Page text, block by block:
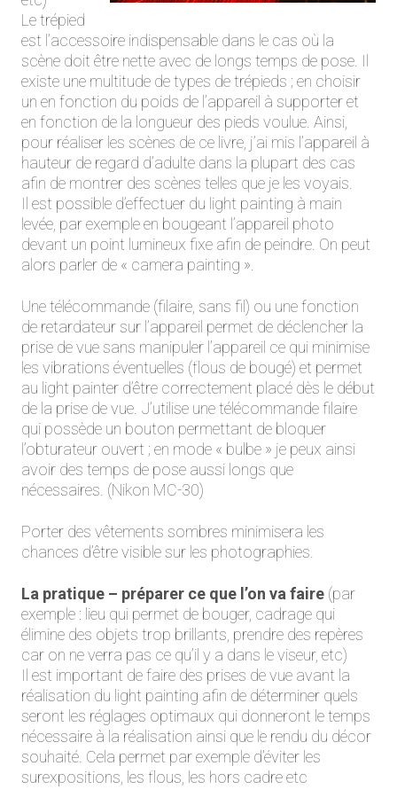
Le trépied
est l’accessoire indispensable dans le cas où la
scène doit être nette avec de longs temps de pose. Il
existe une multitude de types de trépieds ; en choisir
un en fonction du poids de l’appareil à supporter et
en fonction de la longueur des pieds voulue. Ainsi,
pour réaliser les scènes de ce livre, j’ai mis l’appareil à
hauteur de regard d’adulte dans la plupart des cas
afin de montrer des scènes telles que je les voyais.
Il est possible d’effectuer du light painting à main
levée, par exemple en bougeant l’appareil photo
devant un point lumineux fixe afin de peindre. On peut
alors parler de « camera painting ».
Une télécommande (filaire, sans fil) ou une fonction
de retardateur sur l’appareil permet de déclencher la
prise de vue sans manipuler l’appareil ce qui minimise
les vibrations éventuelles (flous de bougé) et permet
au light painter d’être correctement placé dès le début
de la prise de vue. J’utilise une télécommande filaire
qui possède un bouton permettant de bloquer
l’obturateur ouvert ; en mode « bulbe » je peux ainsi
avoir des temps de pose aussi longs que
nécessaires. (Nikon MC-30)
Porter des vêtements sombres minimisera les
chances d’être visible sur les photographies.
La pratique – préparer ce que l’on va faire(par
exemple : lieu qui permet de bouger, cadrage qui
élimine des objets trop brillants, prendre des repères
car on ne verra pas ce qu’il y a dans le viseur, etc)
Il est important de faire des prises de vue avant la
réalisation du light painting afin de déterminer quels
seront les réglages optimaux qui donneront le temps
nécessaire à la réalisation ainsi que le rendu du décor
souhaité. Cela permet par exemple d’éviter les
surexpositions, les flous, les hors cadre etc